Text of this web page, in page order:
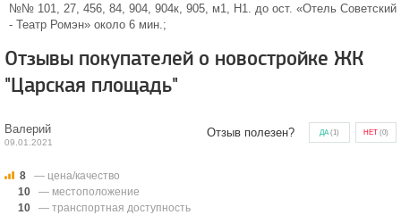
№№ 101, 27, 456, 84, 904, 904к, 905, м1, Н1. до ост. «Отель Советский
- Театр Ромэн» около 6 мин.;
Отзывы покупателей о новостройке ЖК
"Царская площадь"
Валерий
09.01.2021
Отзыв полезен? ДА(1) НЕТ (0)
8
— цена/качество
10
— местоположение
10
— транспортная доступность